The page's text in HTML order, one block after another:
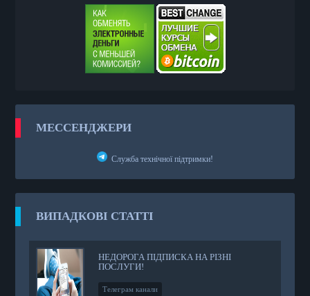
МЕССЕНДЖЕРИ
Служба технічної підтримки!
ВИПАДКОВІ СТАТТІ
НЕДОРОГА ПІДПИСКА НА РІЗНІ
ПОСЛУГИ!
Телеграм канали